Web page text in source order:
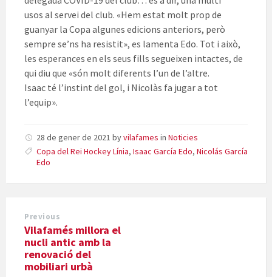
usos al servei del club. «Hem estat molt prop de
guanyar la Copa algunes edicions anteriors, però
sempre se’ns ha resistit», es lamenta Edo. Tot i això,
les esperances en els seus fills segueixen intactes, de
qui diu que «són molt diferents l’un de l’altre.
Isaac té l’instint del gol, i Nicolàs fa jugar a tot
l’equip».
28 de gener de 2021 byvilafames in Noticies
Copa del Rei Hockey Línia, Isaac García Edo, Nicolás García
Edo
Previous
Vilafamés millora el
nucli antic amb la
renovació del
mobiliari urbà